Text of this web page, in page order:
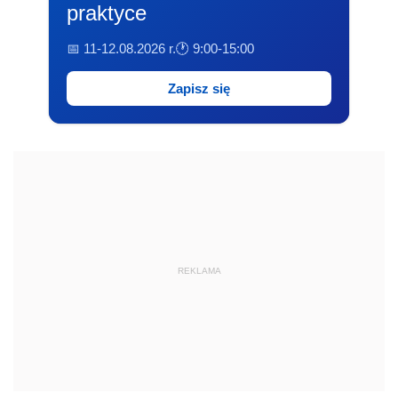
praktyce
📅 11-12.08.2026 r.🕐 9:00-15:00
Zapisz się
REKLAMA